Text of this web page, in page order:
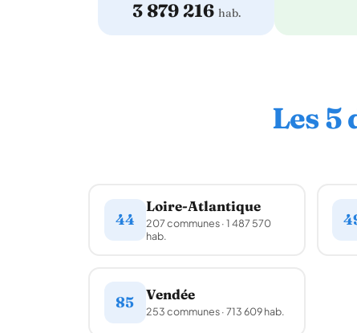
3 879 216 hab.
Les 5
44
Loire-Atlantique
207 communes · 1 487 570
hab.
85 Vendée
253 communes · 713 609 hab.